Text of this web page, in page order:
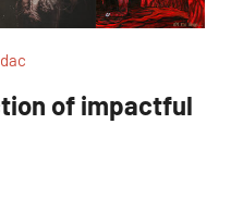
of impactful